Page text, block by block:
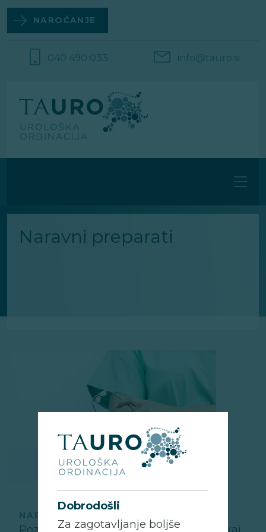
vsebino
040 490 033 info@tauro.si
NAROČANJE
Naravni preparati
NARAVNI PREPARATI
Dobrodošli
Za zagotavljanje boljše